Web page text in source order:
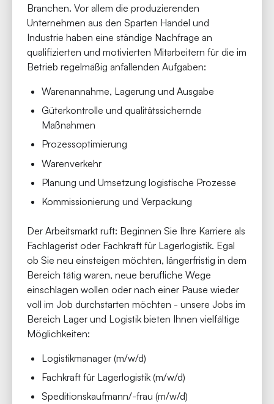
Branchen. Vor allem die produzierenden
Unternehmen aus den Sparten Handel und
Industrie haben eine ständige Nachfrage an
qualifizierten und motivierten Mitarbeitern für die im
Betrieb regelmäßig anfallenden Aufgaben:
Warenannahme, Lagerung und Ausgabe
Güterkontrolle und qualitätssichernde
Maßnahmen
Prozessoptimierung
Warenverkehr
Planung und Umsetzung logistische Prozesse
Kommissionierung und Verpackung
Der Arbeitsmarkt ruft: Beginnen Sie Ihre Karriere als
Fachlagerist oder Fachkraft für Lagerlogistik. Egal
ob Sie neu einsteigen möchten, längerfristig in dem
Bereich tätig waren, neue berufliche Wege
einschlagen wollen oder nach einer Pause wieder
voll im Job durchstarten möchten - unsere Jobs im
Bereich Lager und Logistik bieten Ihnen vielfältige
Möglichkeiten:
Logistikmanager (m/w/d)
Fachkraft für Lagerlogistik (m/w/d)
Speditionskaufmann/-frau (m/w/d)